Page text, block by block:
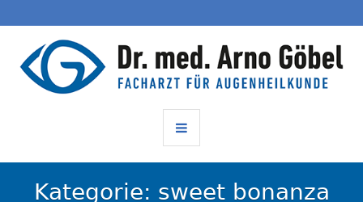
Kategorie: sweet bonanza